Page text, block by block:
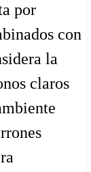
por
con
la
claros